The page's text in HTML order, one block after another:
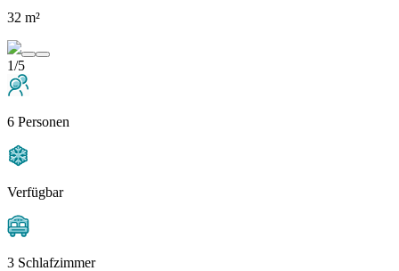
32 m²
1/5
6 Personen
Verfügbar
3 Schlafzimmer